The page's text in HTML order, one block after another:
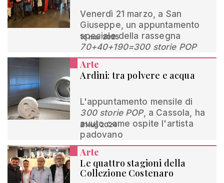
Venerdì 21 marzo, a San
Giuseppe, un appuntamento
speciale della rassegna
70+40+190=300 storie POP
16 mar 2025
Arte
Ardini: tra polvere e acqua
L'appuntamento mensile di
300 storie POP, a Cassola, ha
avuto come ospite l'artista
padovano
21 lug 2024
Arte
Le quattro stagioni della
Collezione Costenaro